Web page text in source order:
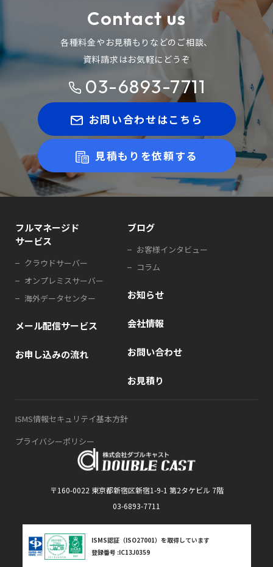
Contact us
各種料金やお見積もりなどのご相談、
資料請求はお気軽にどうぞ
03-6893-7711
お問い合わせはこちら
見積もりを依頼する
〒160-0022 東京都新宿区新宿1-9-1 第2タケビル 7階
03-6893-7711
ISMS認証（ISO27001）を取得しています
登録番号 :IC13J0359
フルマネージド
サービス
クラウドサーバー
オンプレミスサーバー
海外データセンター
メール配信サービス
お申し込みの流れ
ブログ
お客様インタビュー
コラム
お知らせ
会社情報
お問い合わせ
お見積り
ISMS情報セキュリテイ基本方針
プライバシーポリシー